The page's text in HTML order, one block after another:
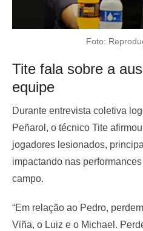
Foto:
Tite fala sobre a
equipe
Durante entrevista coletiva
Peñarol, o técnico Tite
jogadores lesionados,
impactando nas
campo.
“Em relação ao Pedro,
Viña, o Luiz e o Michael.